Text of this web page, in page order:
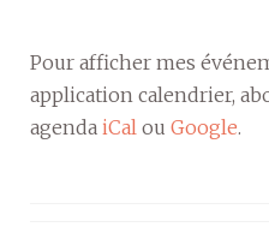
Pour afficher mes
application calendrier,
agenda iCal ou Google.